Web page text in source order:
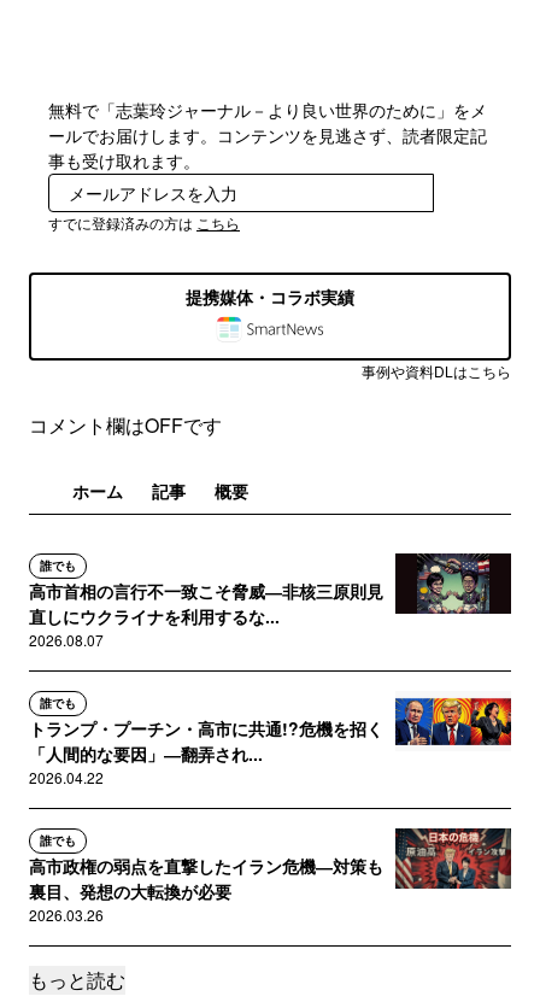
無料で「志葉玲ジャーナル－より良い世界のために」をメ
ールでお届けします。コンテンツを見逃さず、読者限定記
事も受け取れます。
すでに登録済みの方は こちら
提携媒体・コラボ実績
事例や資料DLはこちら
コメント欄はOFFです
ホーム 記事 概要
誰でも
高市首相の言行不一致こそ脅威―非核三原則見
直しにウクライナを利用するな...
2026.08.07
誰でも
トランプ・プーチン・高市に共通!?危機を招く
「人間的な要因」―翻弄され...
2026.04.22
誰でも
高市政権の弱点を直撃したイラン危機―対策も
裏目、発想の大転換が必要
2026.03.26
読者限定
もっと読む